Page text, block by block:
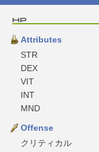
Attributes
STR
DEX
VIT
INT
MND
Offense
クリティカル